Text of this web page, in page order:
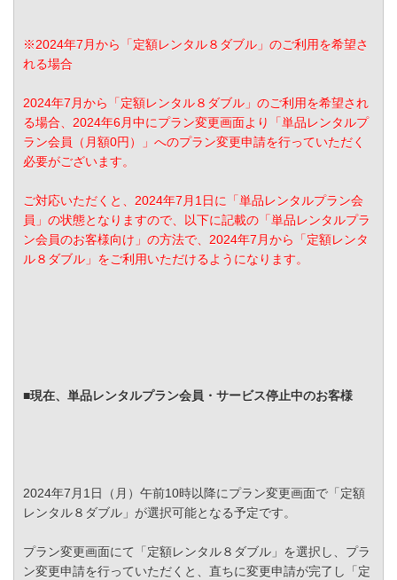
※2024年7月から「定額レンタル８ダブル」のご利用を希望さ
れる場合
2024年7月から「定額レンタル８ダブル」のご利用を希望され
る場合、2024年6月中にプラン変更画面より「単品レンタルプ
ラン会員（月額0円）」へのプラン変更申請を行っていただく
必要がございます。
ご対応いただくと、2024年7月1日に「単品レンタルプラン会
員」の状態となりますので、以下に記載の「単品レンタルプラ
ン会員のお客様向け」の方法で、2024年7月から「定額レンタ
ル８ダブル」をご利用いただけるようになります。
■現在、単品レンタルプラン会員・サービス停止中のお客様
2024年7月1日（月）午前10時以降にプラン変更画面で「定額
レンタル８ダブル」が選択可能となる予定です。
プラン変更画面にて「定額レンタル８ダブル」を選択し、プラ
ン変更申請を行っていただくと、直ちに変更申請が完了し「定